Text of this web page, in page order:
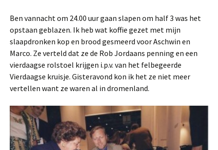
Ben vannacht om 24.00 uur gaan slapen om half 3 was het
opstaan geblazen. Ik heb wat koffie gezet met mijn
slaapdronken kop en brood gesmeerd voor Aschwin en
Marco. Ze verteld dat ze de Rob Jordaans penning en een
vierdaagse rolstoel krijgen i.p.v. van het felbegeerde
Vierdaagse kruisje. Gisteravond kon ik het ze niet meer
vertellen want ze waren al in dromenland.